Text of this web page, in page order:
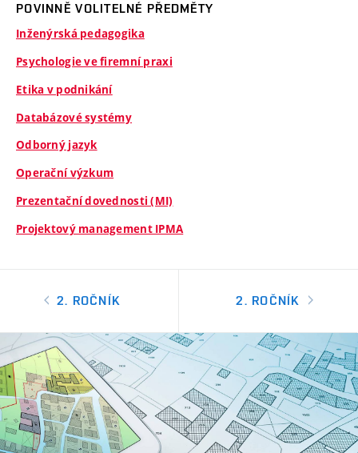
POVINNĚ VOLITELNÉ PŘEDMĚTY
Inženýrská pedagogika
Psychologie ve firemní praxi
Etika v podnikání
Databázové systémy
Odborný jazyk
Operační výzkum
Prezentační dovednosti (MI)
Projektový management IPMA
2. ROČNÍK 2. ROČNÍK